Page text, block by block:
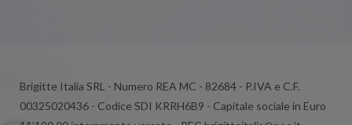
Brigitte Italia SRL - Numero REA MC - 82684 - P.IVA e C.F.
00325020436 - Codice SDI KRRH6B9 - Capitale sociale in Euro